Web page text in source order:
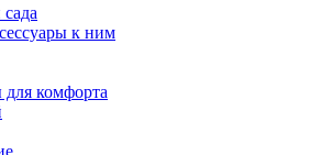
к ним
для комфорта